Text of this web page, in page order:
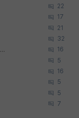
22
17
21
32
박사진학하기에 2억은 괜찮은 (?) 정도의 경제력인가요 16
5
16
5
5
7